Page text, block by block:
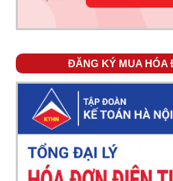
ĐĂNG KÝ MUA HÓA